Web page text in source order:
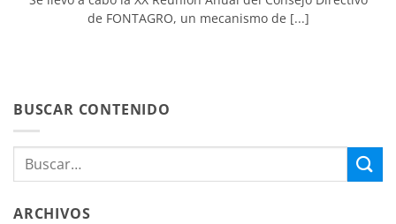
de FONTAGRO, un mecanismo de [...]
BUSCAR CONTENIDO
ARCHIVOS